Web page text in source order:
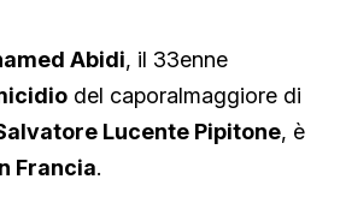
Abidi, il 33enne
del caporalmaggiore di
Lucente Pipitone, è
Francia.